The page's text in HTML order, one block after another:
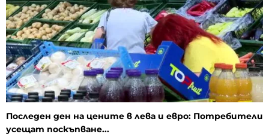
Последен ден на цените в лева и евро: Потребители
усещат поскъпване...